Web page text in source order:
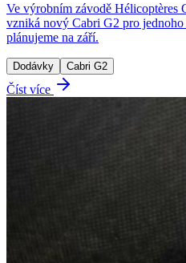
Ve výrobním závodě Hélicoptères
vzniká nový Cabri G2 pro
plánujeme na září.
Dodávky Cabri G2
Číst více